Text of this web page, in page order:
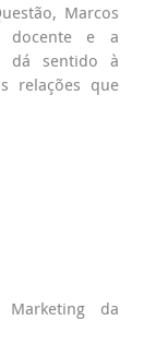
Marcos
docente e a
dá sentido à
relações que
da